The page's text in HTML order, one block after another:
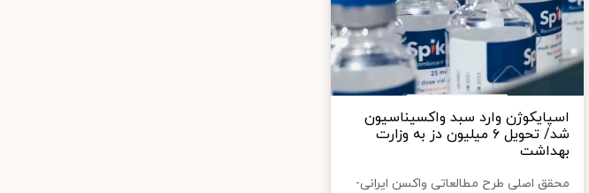
اسپایکوژن وارد سبد واکسیناسیون
شد/ تحویل ۶ میلیون دز به وزارت
بهداشت
محقق اصلی طرح مطالعاتی واکسن ایرانی-